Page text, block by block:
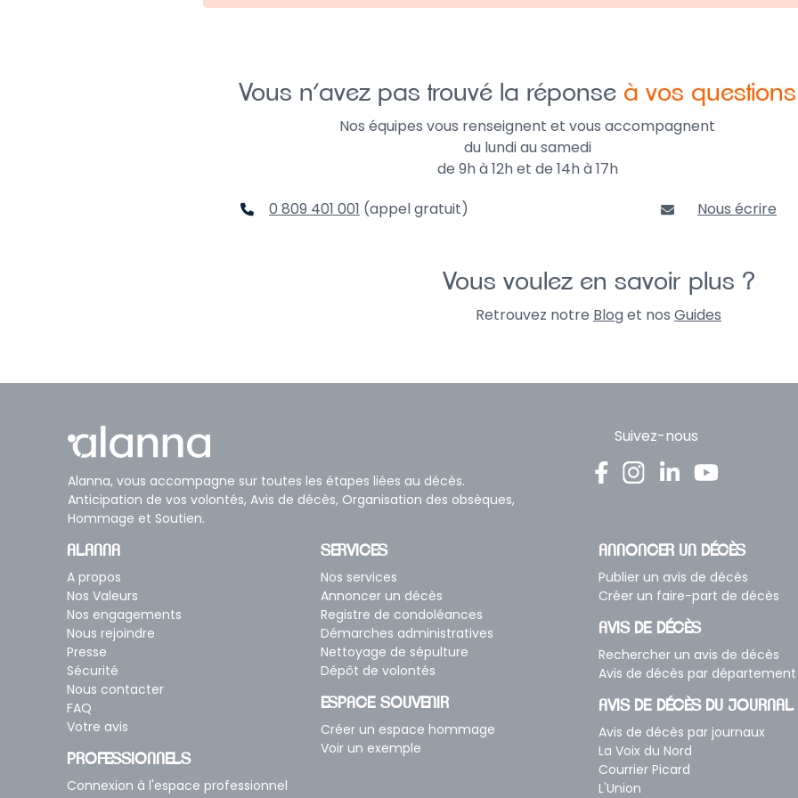
Vous n’avez pas trouvé la réponse à vos
Nos équipes vous renseignent et vous accompagnent
du lundi au samedi
de 9h à 12h et de 14h à 17h
0 809 401 001 (appel gratuit) Nous écrire
Vous voulez en savoir plus ?
Retrouvez notre Bloget nos Guides
Alanna, vous accompagne sur toutes les étapes liées au décès.
Anticipation de vos volontés, Avis de décès, Organisation des obsèques,
Hommage et Soutien.
Suivez-nous
ALANNA
A propos
Nos Valeurs
Nos engagements
Nous rejoindre
Presse
Sécurité
Nous contacter
FAQ
Votre avis
PROFESSIONNELS
Connexion à l'espace professionnel
SERVICES
Nos services
Annoncer un décès
Registre de condoléances
Démarches administratives
Nettoyage de sépulture
Dépôt de volontés
ESPACE SOUVENIR
Créer un espace hommage
Voir un exemple
ANNONCER UN DÉCÈS
Publier un avis de décès
Créer un faire-part de décès
AVIS DE DÉCÈS
Rechercher un avis de décès
Avis de décès par département
AVIS DE DÉCÈS DU JOURNAL
Avis de décès par journaux
La Voix du Nord
Courrier Picard
L'Union